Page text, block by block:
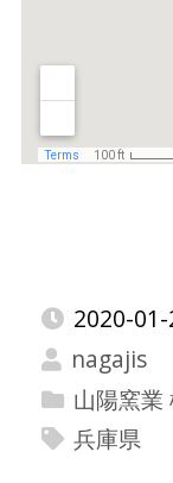
2020-
nagajis
山陽窯業
兵庫県